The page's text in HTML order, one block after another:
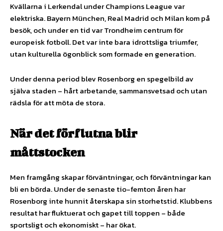
Kvällarna i Lerkendal under Champions League var
elektriska. Bayern München, Real Madrid och Milan kom på
besök, och under en tid var Trondheim centrum för
europeisk fotboll. Det var inte bara idrottsliga triumfer,
utan kulturella ögonblick som formade en generation.
Under denna period blev Rosenborg en spegelbild av
själva staden – hårt arbetande, sammansvetsad och utan
rädsla för att möta de stora.
När det förflutna blir
måttstocken
Men framgång skapar förväntningar, och förväntningar kan
bli en börda. Under de senaste tio-femton åren har
Rosenborg inte hunnit återskapa sin storhetstid. Klubbens
resultat har fluktuerat och gapet till toppen – både
sportsligt och ekonomiskt – har ökat.